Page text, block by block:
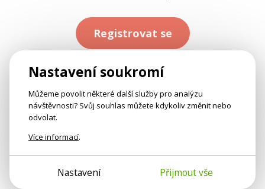
Registrovat se
Nastavení soukromí
Můžeme povolit některé další služby pro analýzu
návštěvnosti? Svůj souhlas můžete kdykoliv změnit nebo
odvolat.
Více informací.
Nastavení Přijmout vše